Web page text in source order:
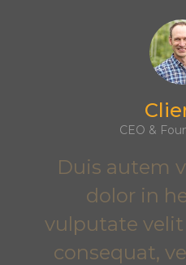
CEO &
Duis autem
dolor in
vulputate velit
consequat,